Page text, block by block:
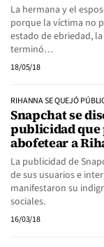
La hermana y el
porque la víctima no
estado de ebriedad,
terminó…
18/05/18
RIHANNA SE QUEJÓ
Snapchat se
publicidad
abofetear a
La publicidad de
de sus usuarios e
manifestaron su
sociales.
16/03/18